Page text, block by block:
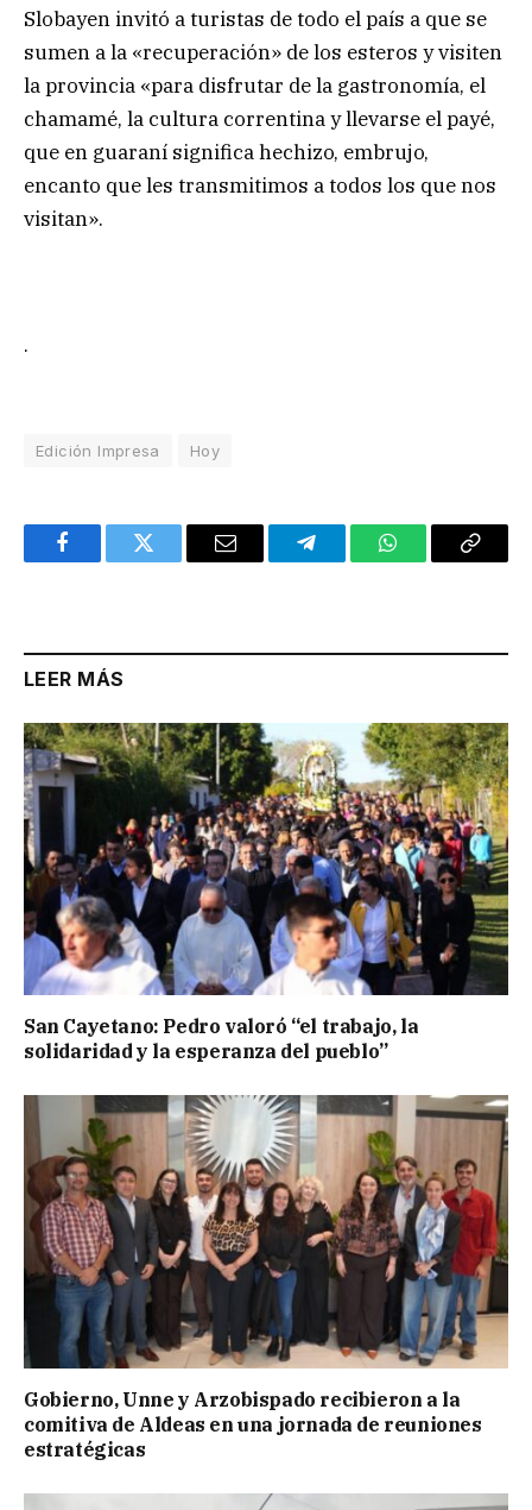
Slobayen invitó a turistas de todo el país a que se
sumen a la «recuperación» de los esteros y visiten
la provincia «para disfrutar de la gastronomía, el
chamamé, la cultura correntina y llevarse el payé,
que en guaraní significa hechizo, embrujo,
encanto que les transmitimos a todos los que nos
visitan».
.
Edición Impresa Hoy
FacebookTwitter Email TelegramWhatsAppCopy
LEER MÁS
San Cayetano: Pedro valoró “el trabajo, la
solidaridad y la esperanza del pueblo”
Gobierno, Unne y Arzobispado recibieron a la
comitiva de Aldeas en una jornada de reuniones
estratégicas